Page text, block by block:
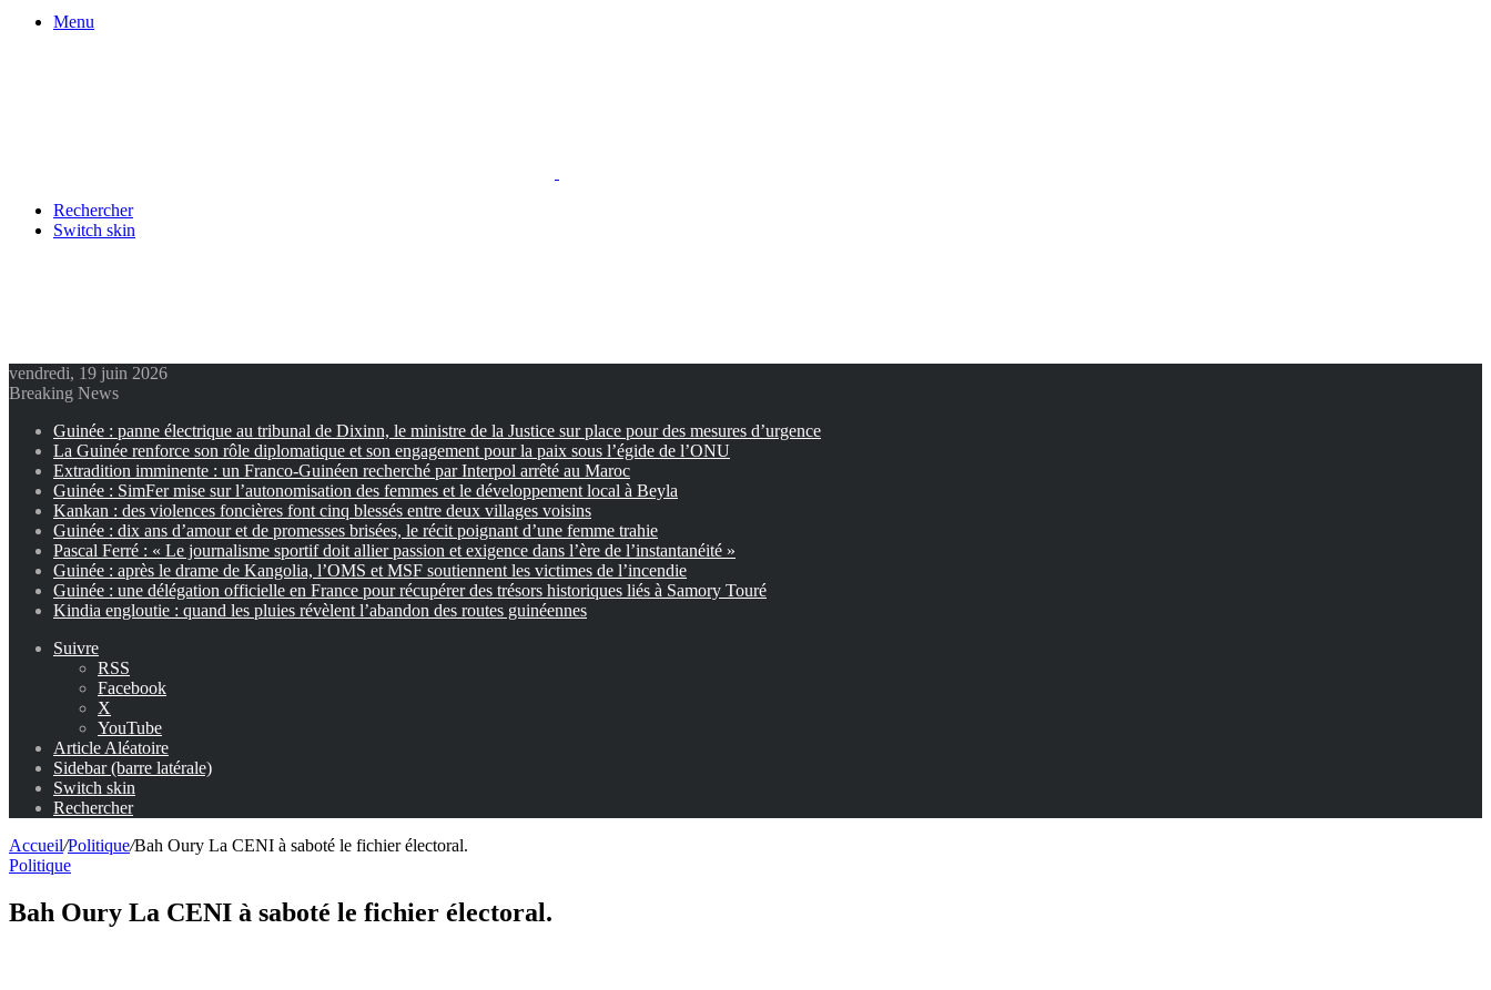
Menu
Rechercher
Switch skin
vendredi, 19 juin 2026
Breaking News
Guinée : panne électrique au tribunal de Dixinn, le ministre de la Justice sur place pour des mesures d’urgence
La Guinée renforce son rôle diplomatique et son engagement pour la paix sous l’égide de l’ONU
Extradition imminente : un Franco-Guinéen recherché par Interpol arrêté au Maroc
Guinée : SimFer mise sur l’autonomisation des femmes et le développement local à Beyla
Kankan : des violences foncières font cinq blessés entre deux villages voisins
Guinée : dix ans d’amour et de promesses brisées, le récit poignant d’une femme trahie
Pascal Ferré : « Le journalisme sportif doit allier passion et exigence dans l’ère de l’instantanéité »
Guinée : après le drame de Kangolia, l’OMS et MSF soutiennent les victimes de l’incendie
Guinée : une délégation officielle en France pour récupérer des trésors historiques liés à Samory Touré
Kindia engloutie : quand les pluies révèlent l’abandon des routes guinéennes
Suivre
RSS
Facebook
X
YouTube
Article Aléatoire
Sidebar (barre latérale)
Switch skin
Rechercher
Accueil/Politique/Bah Oury La CENI à saboté le fichier électoral.
Politique
Bah Oury La CENI à saboté le fichier électoral.